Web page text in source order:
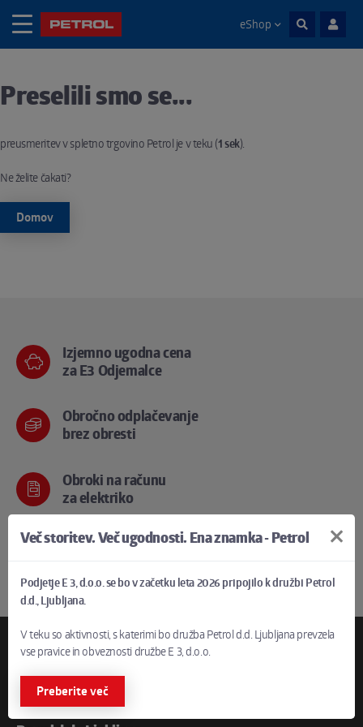
Skoči na vsebino eShop
Preselili smo se...
preusmeritev v spletno trgovino Petrol je v teku (1sek).
Ne želite čakati?
Domov
Izjemno ugodna cena
za E3 Odjemalce
Obročno odplačevanje
brez obresti
Obroki na računu
za elektriko
Brezskrben in
Več storitev. Več ugodnosti. Ena znamka - Petrol
Podjetje E 3, d.o.o. se bo v začetku leta 2026 pripojilo k družbi Petrol
d.d., Ljubljana.
V teku so aktivnosti, s katerimi bo družba Petrol d.d. Ljubljana prevzela
vse pravice in obveznosti družbe E 3, d.o.o.
Preberite več
Noga strani